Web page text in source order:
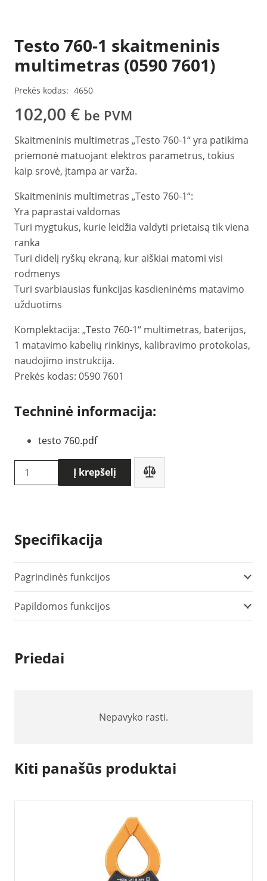
Testo 760-1 skaitmeninis
multimetras (0590 7601)
Prekės kodas: 4650
102,00 € be PVM
Skaitmeninis multimetras „Testo 760-1“ yra patikima
priemonė matuojant elektros parametrus, tokius
kaip srovė, įtampa ar varža.
Skaitmeninis multimetras „Testo 760-1“:
Yra paprastai valdomas
Turi mygtukus, kurie leidžia valdyti prietaisą tik viena
ranka
Turi didelį ryškų ekraną, kur aiškiai matomi visi
rodmenys
Turi svarbiausias funkcijas kasdieninėms matavimo
užduotims
Komplektacija: „Testo 760-1“ multimetras, baterijos,
1 matavimo kabelių rinkinys, kalibravimo protokolas,
naudojimo instrukcija.
Prekės kodas: 0590 7601
Techninė informacija:
testo 760.pdf
produkto
kiekis:
skaitmeninis
multimetras
(0590
7601)
Į krepšelį
Specifikacija
Pagrindinės funkcijos
Papildomos funkcijos
Priedai
Nepavyko rasti.
Kiti panašūs produktai